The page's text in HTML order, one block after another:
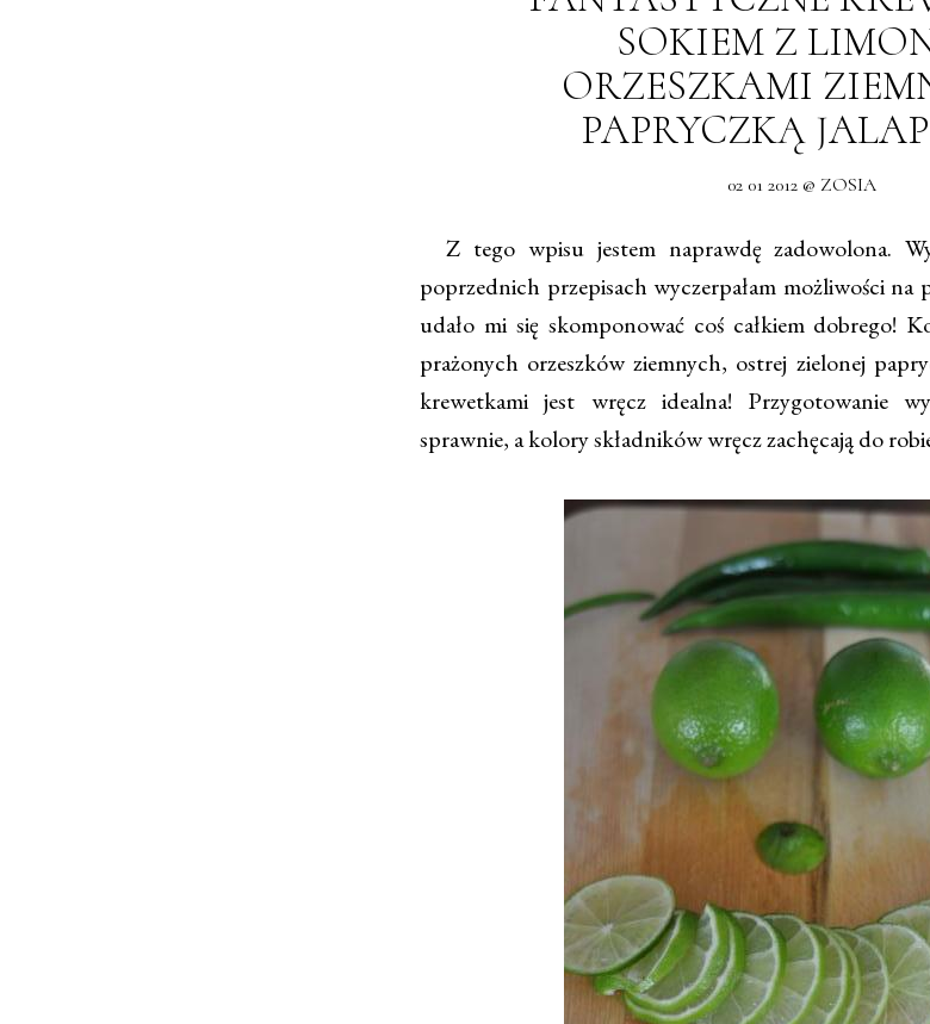
SOKIEM Z
ORZESZKAMI
PAPRYCZKĄ
02 01 2012 @ ZOSIA
Z tego wpisu jestem naprawdę zadowolona.
poprzednich przepisach wyczerpałam możliwości na
udało mi się skomponować coś całkiem dobrego!
prażonych orzeszków ziemnych, ostrej zielonej
krewetkami jest wręcz idealna! Przygotowanie
sprawnie, a kolory składników wręcz zachęcają do